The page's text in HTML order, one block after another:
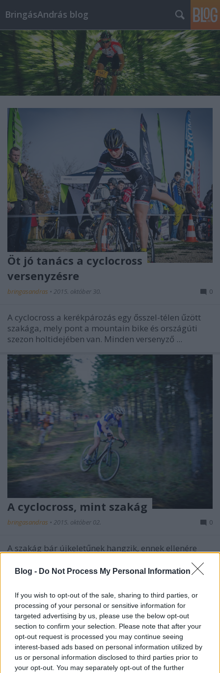
Blog - Do Not Process My Personal Information
If you wish to opt-out of the sale, sharing to third parties, or
processing of your personal or sensitive information for
targeted advertising by us, please use the below opt-out
section to confirm your selection. Please note that after your
opt-out request is processed you may continue seeing
interest-based ads based on personal information utilized by
us or personal information disclosed to third parties prior to
your opt-out. You may separately opt-out of the further
BringásAndrás blog
Öt jó tanács a cyclocross
versenyzésre
bringasandras • 2015. október 30. 0
A cyclocross a kerékpározás egy ősszel-télen űzött
szakága, mely pont a mountain bike és országúti
szezon holtidejében van. Minden versenyző ...
A cyclocross, mint szakág
bringasandras • 2015. október 02. 0
A szakág bár újkeletűnek hangzik, ennek ellenére
francia katona találta fel a lovaglás ...
Világbajnokság a semmi közepén
bringasandras• 2015. február 03.
A cím ne tévesszen meg senkit, mert nagyon is közel
volt a városhoz (Tábor, Csehország), ugyanakkor
szinte egy puszta közepén készült el a teljes ...